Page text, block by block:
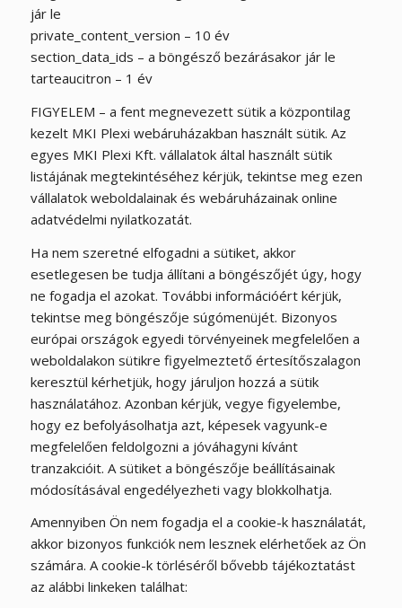
jár le
private_content_version – 10 év
section_data_ids – a böngésző bezárásakor jár le
tarteaucitron – 1 év
FIGYELEM – a fent megnevezett sütik a központilag
kezelt MKI Plexi webáruházakban használt sütik. Az
egyes MKI Plexi Kft. vállalatok által használt sütik
listájának megtekintéséhez kérjük, tekintse meg ezen
vállalatok weboldalainak és webáruházainak online
adatvédelmi nyilatkozatát.
Ha nem szeretné elfogadni a sütiket, akkor
esetlegesen be tudja állítani a böngészőjét úgy, hogy
ne fogadja el azokat. További információért kérjük,
tekintse meg böngészője súgómenüjét. Bizonyos
európai országok egyedi törvényeinek megfelelően a
weboldalakon sütikre figyelmeztető értesítőszalagon
keresztül kérhetjük, hogy járuljon hozzá a sütik
használatához. Azonban kérjük, vegye figyelembe,
hogy ez befolyásolhatja azt, képesek vagyunk-e
megfelelően feldolgozni a jóváhagyni kívánt
tranzakcióit. A sütiket a böngészője beállításainak
módosításával engedélyezheti vagy blokkolhatja.
Amennyiben Ön nem fogadja el a cookie-k használatát,
akkor bizonyos funkciók nem lesznek elérhetőek az Ön
számára. A cookie-k törléséről bővebb tájékoztatást
az alábbi linkeken találhat: